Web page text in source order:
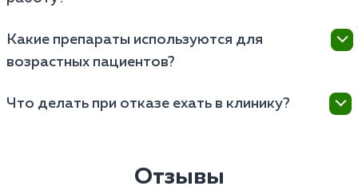
строго конфиденциальна. Мы не ставим пациентов
на государственный учет в ПНД и не передаем
Какие препараты используются для
возрастных пациентов?
сосудистые препараты последнего поколения. Они
Что делать при отказе ехать в клинику?
алгоритмы клинической интервенции для снятия
Отзывы